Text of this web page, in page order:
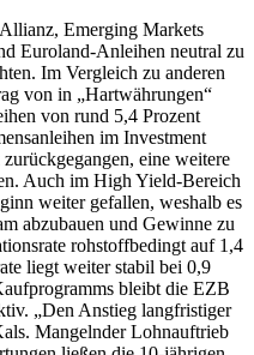
Emerging Markets
Euroland-Anleihen neutral zu
Im Vergleich zu anderen
von in „Hartwährungen“
von rund 5,4 Prozent
im Investment
eine weitere
Auch im High Yield-Bereich
weiter gefallen, weshalb es
abzubauen und Gewinne zu
rohstoffbedingt auf 1,4
liegt weiter stabil bei 0,9
bleibt die EZB
„Den Anstieg langfristiger
Mangelnder Lohnauftrieb